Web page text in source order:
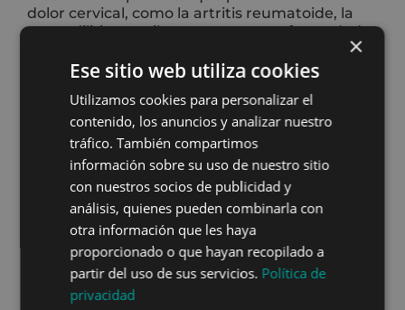
dolor cervical, como la artritis reumatoide, la
espondilitis anquilosante u otras enfermedades
específico de una de estas condiciones, es
causa de tu dolor cervical.
Activefisio, entendemos lo frustrante
y debilitante que puede ser el dolor
cervical.
Es por eso que nos apasiona proporcionarte la
información más actualizada y basada en la
evidenciapara ayudarte a comprender tu
condición. Sin embargo, recuerda que esta
×
Ese sitio web utiliza cookies
Utilizamos cookies para personalizar el
contenido, los anuncios y analizar nuestro
tráfico. También compartimos
información sobre su uso de nuestro sitio
con nuestros socios de publicidad y
análisis, quienes pueden combinarla con
otra información que les haya
proporcionado o que hayan recopilado a
partir del uso de sus servicios. Política de
privacidad